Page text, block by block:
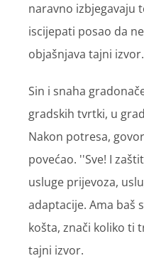
naravno izbjegavaju
iscijepati posao da
objašnjava tajni izvor.
Sin i snaha
gradskih tvrtki, u
Nakon potresa,
povećao. ''Sve! I
usluge prijevoza,
adaptacije. Ama baš
košta, znači koliko ti
tajni izvor.